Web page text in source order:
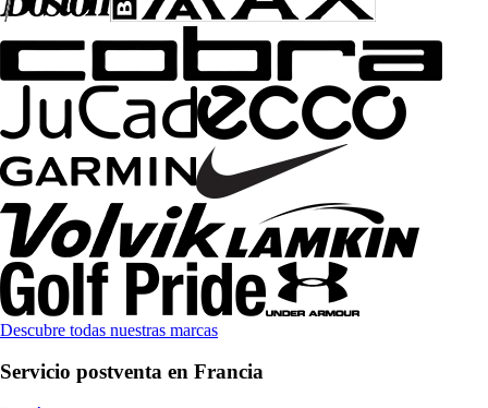
Descubre todas nuestras marcas
Servicio postventa en Francia